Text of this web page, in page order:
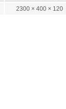
2300 × 400 × 120